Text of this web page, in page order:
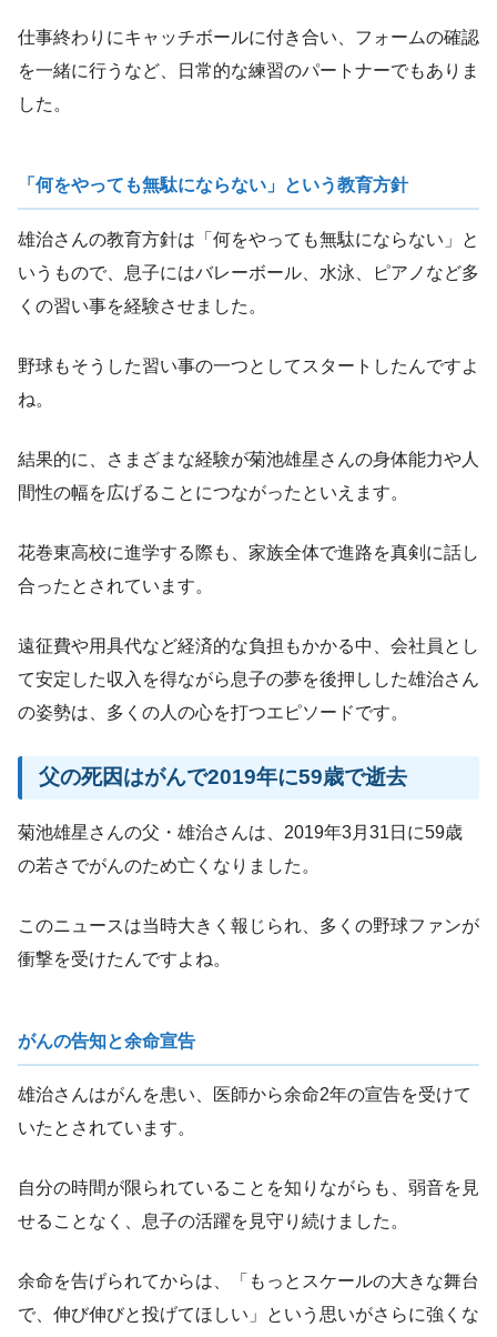
仕事終わりにキャッチボールに付き合い、フォームの確認
を一緒に行うなど、日常的な練習のパートナーでもありま
した。
「何をやっても無駄にならない」という教育方針
雄治さんの教育方針は「何をやっても無駄にならない」と
いうもので、息子にはバレーボール、水泳、ピアノなど多
くの習い事を経験させました。
野球もそうした習い事の一つとしてスタートしたんですよ
ね。
結果的に、さまざまな経験が菊池雄星さんの身体能力や人
間性の幅を広げることにつながったといえます。
花巻東高校に進学する際も、家族全体で進路を真剣に話し
合ったとされています。
遠征費や用具代など経済的な負担もかかる中、会社員とし
て安定した収入を得ながら息子の夢を後押しした雄治さん
の姿勢は、多くの人の心を打つエピソードです。
父の死因はがんで2019年に59歳で逝去
菊池雄星さんの父・雄治さんは、2019年3月31日に59歳
の若さでがんのため亡くなりました。
このニュースは当時大きく報じられ、多くの野球ファンが
衝撃を受けたんですよね。
がんの告知と余命宣告
雄治さんはがんを患い、医師から余命2年の宣告を受けて
いたとされています。
自分の時間が限られていることを知りながらも、弱音を見
せることなく、息子の活躍を見守り続けました。
余命を告げられてからは、「もっとスケールの大きな舞台
で、伸び伸びと投げてほしい」という思いがさらに強くな